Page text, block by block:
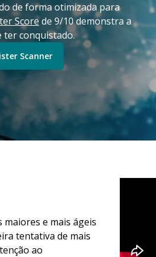
de forma otimizada para
Scorede 9/10 demonstra a
ter conquistado.
Scanner
maiores e mais ágeis
tentativa de mais
ao